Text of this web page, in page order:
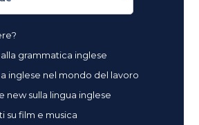
grammatica inglese
inglese nel mondo del lavoro
new sulla lingua inglese
su film e musica